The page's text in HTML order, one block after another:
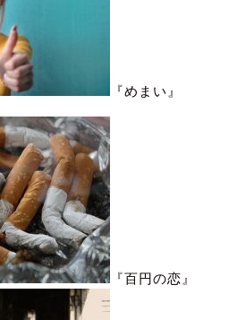
『めまい』
『百円の恋』